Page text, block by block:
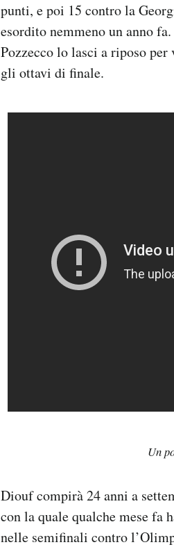
punti, e poi 15 contro la
esordito nemmeno un anno
Pozzecco lo lasci a riposo
gli ottavi di finale.
Un
Diouf compirà 24 anni a
con la quale qualche mese fa
nelle semifinali contro